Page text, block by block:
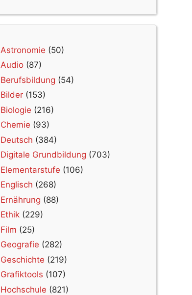
Astronomie (50)
Audio (87)
Berufsbildung (54)
Bilder (153)
Biologie (216)
Chemie (93)
Deutsch (384)
Digitale Grundbildung (703)
Elementarstufe (106)
Englisch (268)
Ernährung (88)
Ethik (229)
Film (25)
Geografie (282)
Geschichte (219)
Grafiktools (107)
Hochschule (821)